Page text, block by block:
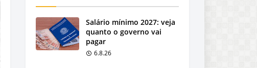
Salário mínimo 2027: veja
quanto o governo vai
pagar
6.8.26